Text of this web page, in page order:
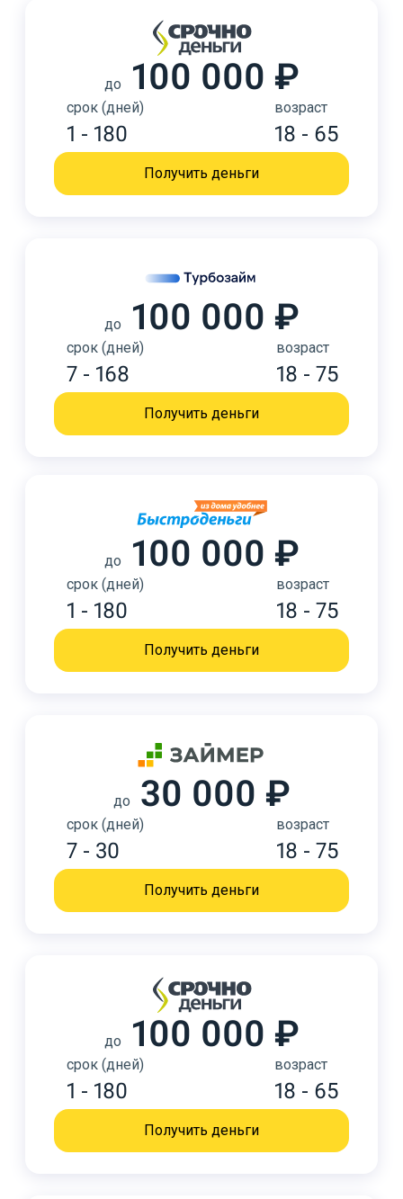
до 100 000 ₽
срок (дней)
1 - 180
возраст
18 - 65
Получить деньги
до 100 000 ₽
срок (дней)
7 - 168
возраст
18 - 75
Получить деньги
до 100 000 ₽
срок (дней)
1 - 180
возраст
18 - 75
Получить деньги
до 30 000 ₽
срок (дней)
7 - 30
возраст
18 - 75
Получить деньги
до 100 000 ₽
срок (дней)
1 - 180
возраст
18 - 65
Получить деньги